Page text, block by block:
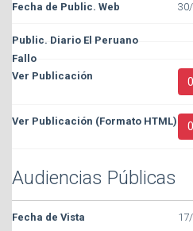
Audiencias Públicas